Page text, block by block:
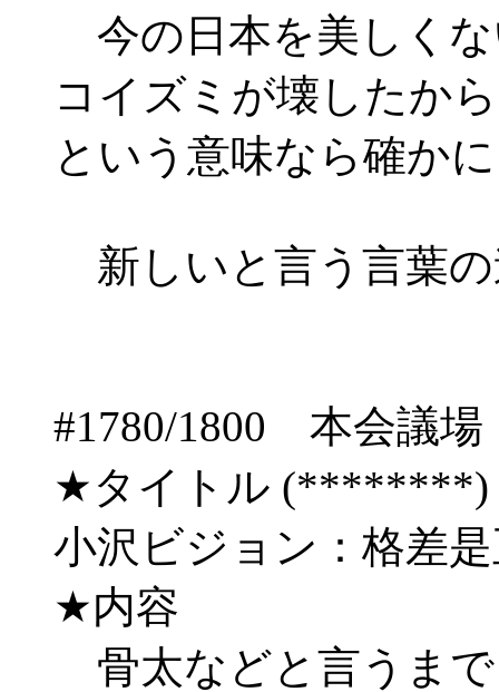
今の日本を美しく
コイズミが壊したか
という意味なら確か
新しいと言う言葉の
#1780/1800 本会議
★タイトル (********)
小沢ビジョン：格差
★内容
骨太などと言うまで